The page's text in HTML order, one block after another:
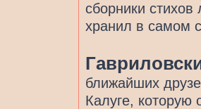
сборники
хранил в самом
ближайших
Калуге, которую